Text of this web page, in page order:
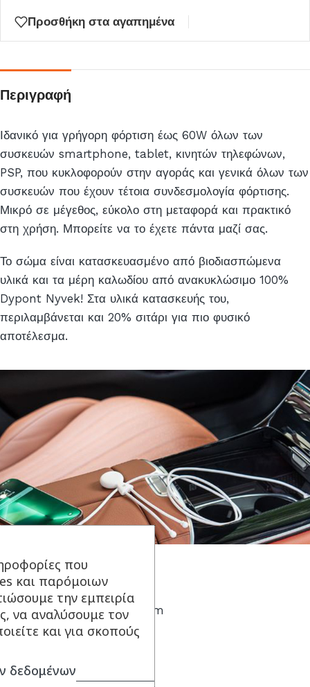
αναμονής
αυτό
προϊόν
Προσθήκη στα αγαπημένα
Περιγραφή
Ιδανικό για γρήγορη φόρτιση έως 60W όλων των
συσκευών smartphone, tablet, κινητών τηλεφώνων,
PSP, που κυκλοφορούν στην αγοράς και γενικά όλων των
συσκευών που έχουν τέτοια συνδεσμολογία φόρτισης.
Μικρό σε μέγεθος, εύκολο στη μεταφορά και πρακτικό
στη χρήση. Μπορείτε να το έχετε πάντα μαζί σας.
Το σώμα είναι κατασκευασμένο από βιοδιασπώμενα
υλικά και τα μέρη καλωδίου από ανακυκλώσιμο 100%
Dypont Nyvek! Στα υλικά κατασκευής του,
περιλαμβάνεται και 20% σιτάρι για πιο φυσικό
αποτέλεσμα.
Τεχνικά Χαρακτηριστικά:
Διάσταση: 15.2 x 3.2 x 1.2 cm
Βάρος: 25 gr
που
και παρόμοιων
την εμπειρία
να αναλύσουμε τον
και για σκοπούς
δεδομένων